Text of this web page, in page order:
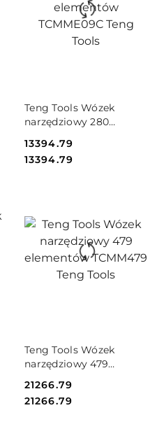
Teng Tools Wózek
narzędziowy 280
Teng Tools
Cena:
13394.79
Cena:
13394.79
DO KOSZYKA
Teng Tools Wózek
narzędziowy 479
Teng Tools
Cena:
21266.79
Cena:
21266.79
DO KOSZYKA